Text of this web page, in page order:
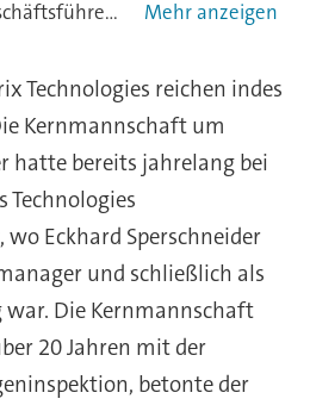
Firmengründer und Geschäftsführer Eckhard Sperschneider kann auf eine 10-jährige Unternehmensgeschichte blicken.
Technologies reichen indes
Kernmannschaft um
hatte bereits jahrelang bei
Technologies
Eckhard Sperschneider
und schließlich als
Die Kernmannschaft
20 Jahren mit der
betonte der